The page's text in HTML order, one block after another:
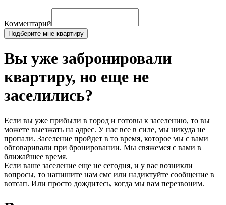
Комментарий
Подберите мне квартиру
Вы уже забронировали
квартиру, но еще не
заселились?
Если вы уже прибыли в город и готовы к заселению, то вы
можете выезжать на адрес. У нас все в силе, мы никуда не
пропали. Заселение пройдет в то время, которое мы с вами
обговаривали при бронировании. Мы свяжемся с вами в
ближайшее время.
Если ваше заселение еще не сегодня, и у вас возникли
вопросы, то напишите нам смс или надиктуйте сообщение в
вотсап. Или просто дождитесь, когда мы вам перезвоним.